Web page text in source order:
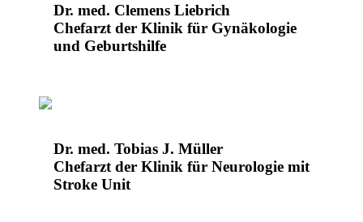
Dr. med. Clemens Liebrich
Chefarzt der Klinik für Gynäkologie
und Geburtshilfe
Dr. med. Tobias J. Müller
Chefarzt der Klinik für Neurologie mit
Stroke Unit